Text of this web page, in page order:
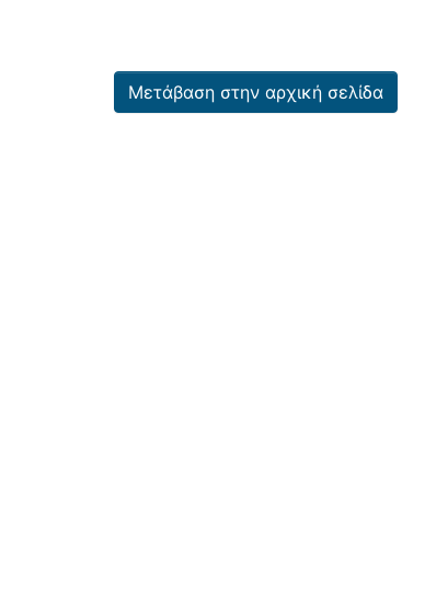
Μετάβαση στην αρχική σελίδα